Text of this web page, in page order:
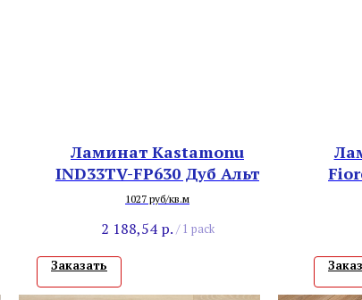
Ламинат Kastamonu
IND33TV-FP630 Дуб Альт
1027 руб/кв.м
2 188,54 р. / 1 pack
Заказать